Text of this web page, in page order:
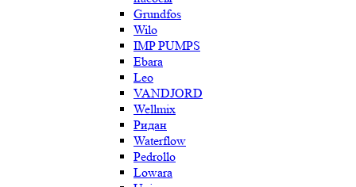
Grundfos
Wilo
IMP PUMPS
Ebara
Leo
VANDJORD
Wellmix
Ридан
Waterflow
Pedrollo
Lowara